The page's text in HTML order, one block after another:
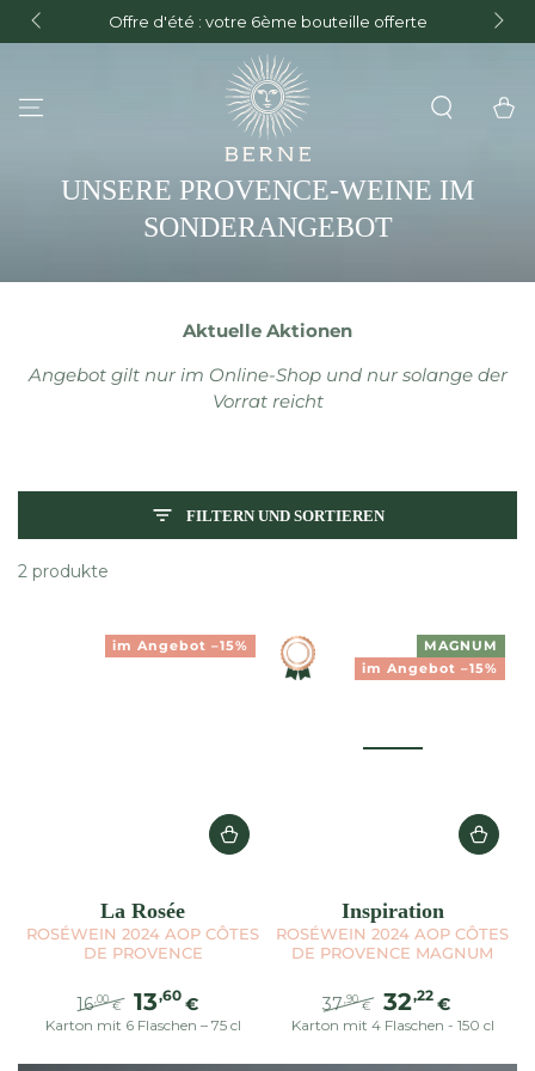
ZUM INHALT
SPRINGEN
Festlandfrankreich und ab 300€ in der Europäischen
Union
KOLLEKTION:
UNSERE PROVENCE-WEINE IM
SONDERANGEBOT
Aktuelle Aktionen
Angebot gilt nur im Online-Shop und nur solange der
Vorrat reicht
FILTERN UND SORTIEREN
2 produkte
La Rosée
ROSÉWEIN 2024 AOP CÔTES
DE PROVENCE
Regulärer
16 ,00 €
Verkaufspreis
13,60 €
Karton mit 6 Flaschen – 75 cl
im Angebot –15%
Inspiration
ROSÉWEIN 2024 AOP CÔTES
DE PROVENCE MAGNUM
Regulärer
37 ,90 €
Verkaufspreis
32,22 €
Karton mit 4 Flaschen - 150 cl
MAGNUM
im Angebot –15%